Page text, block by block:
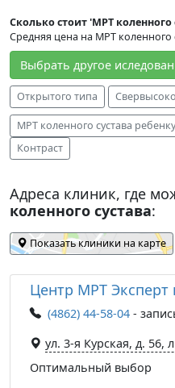
Сколько стоит 'МРТ коленного
Средняя цена на МРТ коленного
Выбрать другое
Открытого типа
МРТ коленного сустава ребенку
Контраст
Адреса клиник, где
коленного сустава:
Показать клиники на карте
Центр МРТ Эксперт
(4862) 44-58-04 -
ул. 3-я Курская, д. 56,
Оптимальный выбор